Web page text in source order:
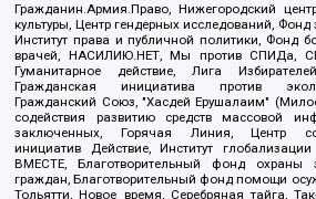
Гражданин.Армия.Право, Нижегородский
культуры, Центр гендерных исследований,
Институт права и публичной политики, Фонд
врачей, НАСИЛИЮ.НЕТ, Мы против СПИДа,
Гуманитарное действие, Лига
Гражданская инициатива против
Гражданский Союз, "Хасдей Ерушалаим"
содействия развитию средств массовой
заключенных, Горячая Линия, Центр
инициатив Действие, Институт
ВМЕСТЕ, Благотворительный фонд
граждан, Благотворительный фонд помощи
Тольятти, Новое время, Серебряная тайга,